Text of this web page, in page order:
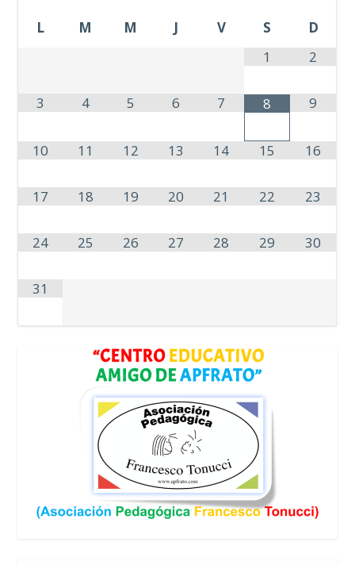
L M M J V S
D
1
2
3 4 5 6 7 8 9
10 11 12 13 14 15 16
17 18 19 20 21 22 23
24 25 26 27 28 29 30
31